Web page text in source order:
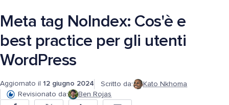
Meta tag NoIndex: Cos'è e
best practice per gli utenti
WordPress
Aggiornato il 12 giugno 2024 Scritto da:
Kato Nkhoma
Revisionato da:
Ben Rojas